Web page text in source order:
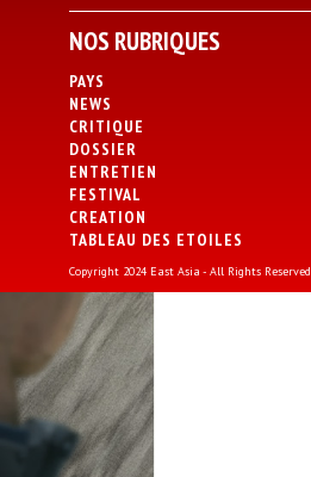
NOS RUBRIQUES
PAYS
NEWS
CRITIQUE
DOSSIER
ENTRETIEN
FESTIVAL
CREATION
TABLEAU DES ETOILES
Copyright 2024 East Asia - All Rights Reserved